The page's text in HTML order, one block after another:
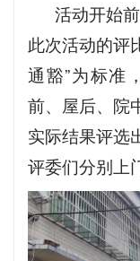
活动开始
此次活动的评
通豁”为标准
前、屋后、院
实际结果评选
评委们分别上